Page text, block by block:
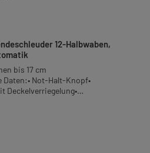
mit DN 50
anschraubbarem Quetschhahn
255 kg / 285 kgVerpackung:
Gewicht: 285 kgDas Stativ
5055500) ist nicht im
ähnlich)
12-Halbwaben,
bis 17 cm
Not-Halt-Knopf•
Deckelverriegelung•
Plexiglasdeckelhälfte•